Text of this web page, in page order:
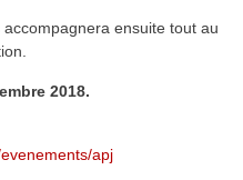
ensuite tout au
2018.
apj